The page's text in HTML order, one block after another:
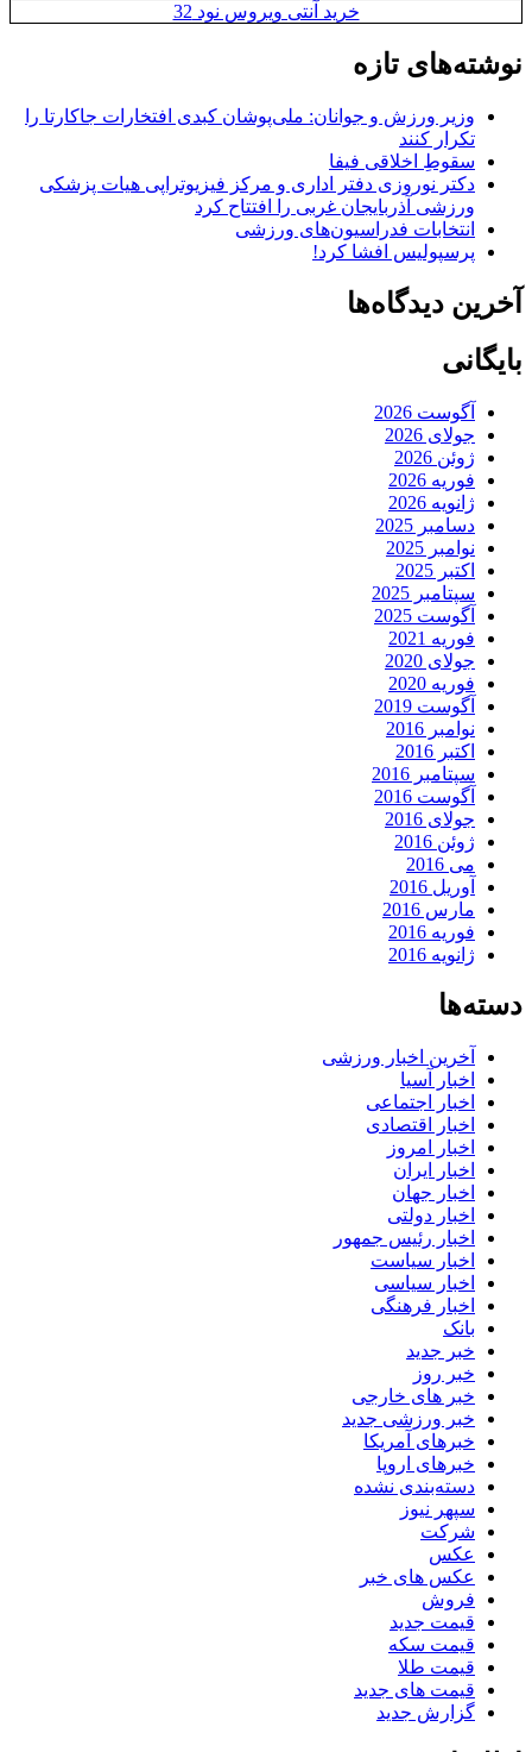
خرید آنتی ویروس نود 32
نوشته‌های تازه
وزیر ورزش و جوانان: ملی‌پوشان کبدی افتخارات جاکارتا را
تکرار کنند
سقوطِ اخلاقی فیفا
دکتر نوروزی دفتر اداری و مرکز فیزیوتراپی هیات پزشکی
ورزشی آذربایجان غربی را افتتاح کرد
انتخابات فدراسیون‌های ورزشی
پرسپولیس افشا کرد!
آخرین دیدگاه‌ها
بایگانی
آگوست 2026
جولای 2026
ژوئن 2026
فوریه 2026
ژانویه 2026
دسامبر 2025
نوامبر 2025
اکتبر 2025
سپتامبر 2025
آگوست 2025
فوریه 2021
جولای 2020
فوریه 2020
آگوست 2019
نوامبر 2016
اکتبر 2016
سپتامبر 2016
آگوست 2016
جولای 2016
ژوئن 2016
می 2016
آوریل 2016
مارس 2016
فوریه 2016
ژانویه 2016
دسته‌ها
آخرین اخبار ورزشی
اخبار آسیا
اخبار اجتماعی
اخبار اقتصادی
اخبار امروز
اخبار ایران
اخبار جهان
اخبار دولتی
اخبار رئیس جمهور
اخبار سیاست
اخبار سیاسی
اخبار فرهنگی
بانک
خبر جدید
خبر روز
خبر های خارجی
خبر ورزشی جدید
خبرهای آمریکا
خبرهای اروپا
دسته‌بندی نشده
سپهر نیوز
شرکت
عکس
عکس های خبر
فروش
قیمت جدید
قیمت سکه
قیمت طلا
قیمت های جدید
گزارش جدید